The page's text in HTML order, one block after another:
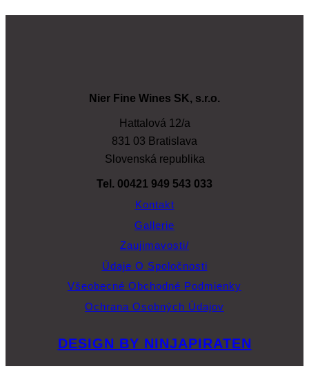
Nier Fine Wines SK, s.r.o.
Hattalová 12/a
831 03 Bratislava
Slovenská republika
Tel. 00421 949 543 033
Kontakt
Gallerie
Zaujimavosti/
Údaje O Spoločnosti
Všeobecné Obchodné Podmienky
Ochrana Osobných Údajov
DESIGN BY NINJAPIRATEN